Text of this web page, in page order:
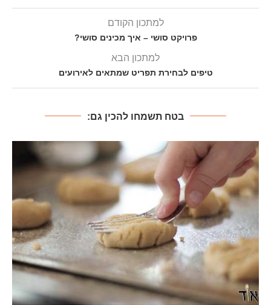
למתכון הקודם
פרויקט סושי – איך מכינים סושי?
למתכון הבא
טיפים לבחירת תפריט שמתאים לאירועים
בטח תשמחו להכין גם: